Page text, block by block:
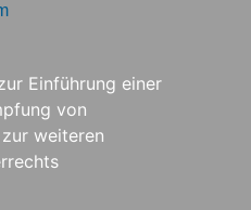
Einführung einer
von
weiteren